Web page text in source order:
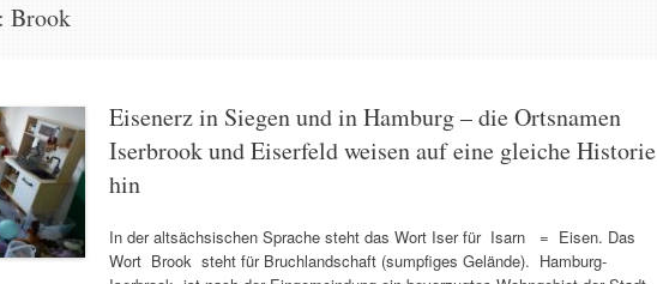
Brook
Eisenerz in Siegen und in Hamburg – die Ortsnamen
Iserbrook und Eiserfeld weisen auf eine gleiche Historie
hin
In der altsächsischen Sprache steht das Wort Iser für Isarn = Eisen. Das
Wort Brook steht für Bruchlandschaft (sumpfiges Gelände). Hamburg-